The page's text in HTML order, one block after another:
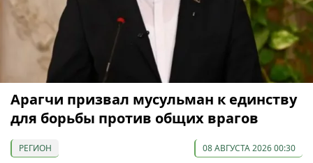
Арагчи призвал мусульман к единству
для борьбы против общих врагов
РЕГИОН 08 АВГУСТА 2026 00:30